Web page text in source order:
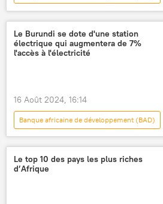
aide financière
économie
International
Afrique subsaharienne
Le Burundi se dote d'une station
électrique qui augmentera de 7%
l'accès à l'électricité
16 Août 2024, 16:14
Banque africaine de développement (BAD)
Afrique subsaharienne
électricité
Union européenne (UE)
Le top 10 des pays les plus riches
d’Afrique